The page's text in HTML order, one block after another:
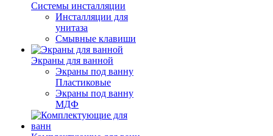
Системы инсталляции
Инсталляции для
унитаза
Смывные клавиши
Экраны для ванной
Экраны под ванну
Пластиковые
Экраны под ванну
МДФ